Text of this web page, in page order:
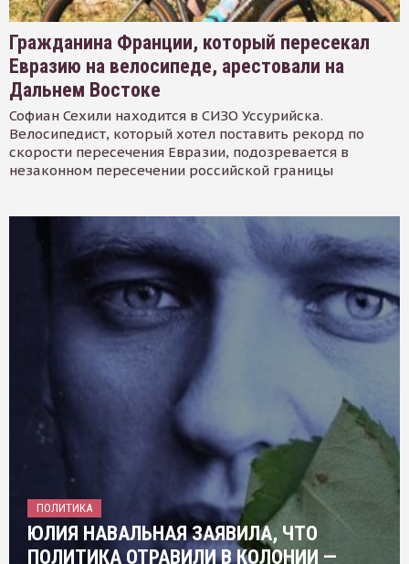
Гражданина Франции, который пересекал
Евразию на велосипеде, арестовали на
Дальнем Востоке
Софиан Сехили находится в СИЗО Уссурийска.
Велосипедист, который хотел поставить рекорд по
скорости пересечения Евразии, подозревается в
незаконном пересечении российской границы
ПОЛИТИКА
ЮЛИЯ НАВАЛЬНАЯ ЗАЯВИЛА, ЧТО
ПОЛИТИКА ОТРАВИЛИ В КОЛОНИИ —